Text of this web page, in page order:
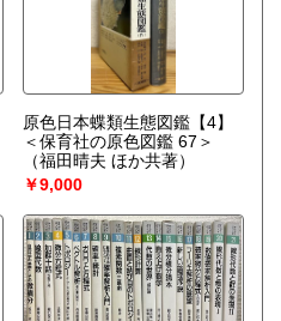
原色日本蝶類生態図鑑【4】
＜保育社の原色図鑑 67＞
（福田晴夫 ほか共著）
￥9,000